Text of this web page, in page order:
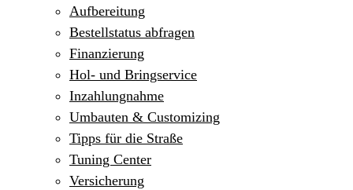
Aufbereitung
Bestellstatus abfragen
Finanzierung
Hol- und Bringservice
Inzahlungnahme
Umbauten & Customizing
Tipps für die Straße
Tuning Center
Versicherung